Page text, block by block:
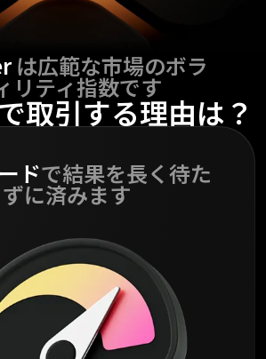
は広範な市場のボラ
リティ指数です
取引する理由は？
ドで結果を長く待た
ずに済みます